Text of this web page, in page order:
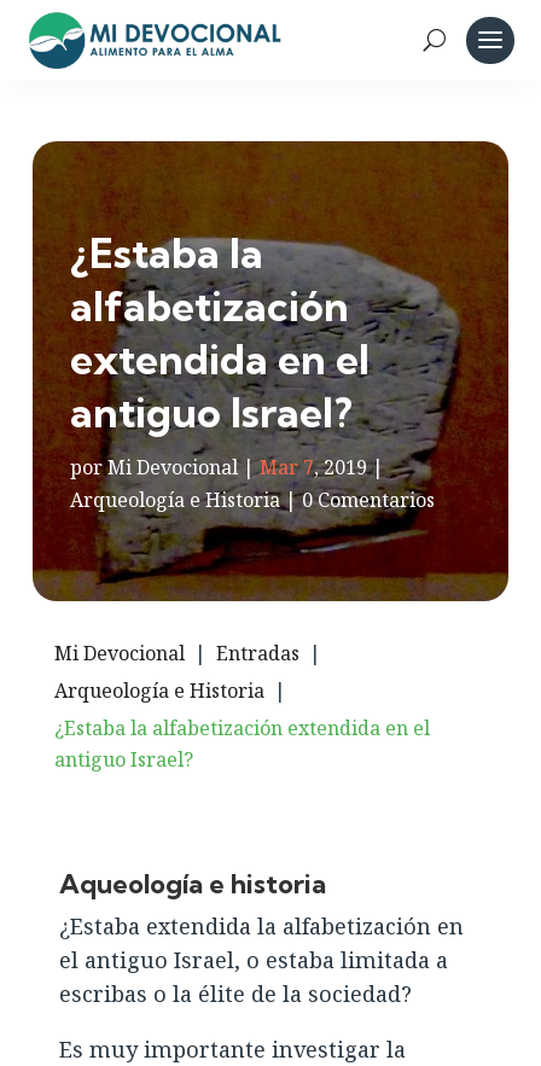
¿Estaba la
alfabetización
extendida en el
antiguo Israel?
porMi Devocional|Mar 7, 2019|
Arqueología e Historia|0 Comentarios
Mi Devocional | Entradas |
Arqueología e Historia |
¿Estaba la alfabetización extendida en el
antiguo Israel?
Aqueología e historia
¿Estaba extendida la alfabetización en
el antiguo Israel, o estaba limitada a
escribas o la élite de la sociedad?
Es muy importante investigar la